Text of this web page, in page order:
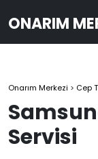
ONARIM
Onarım Merkezi > Cep
Servisi